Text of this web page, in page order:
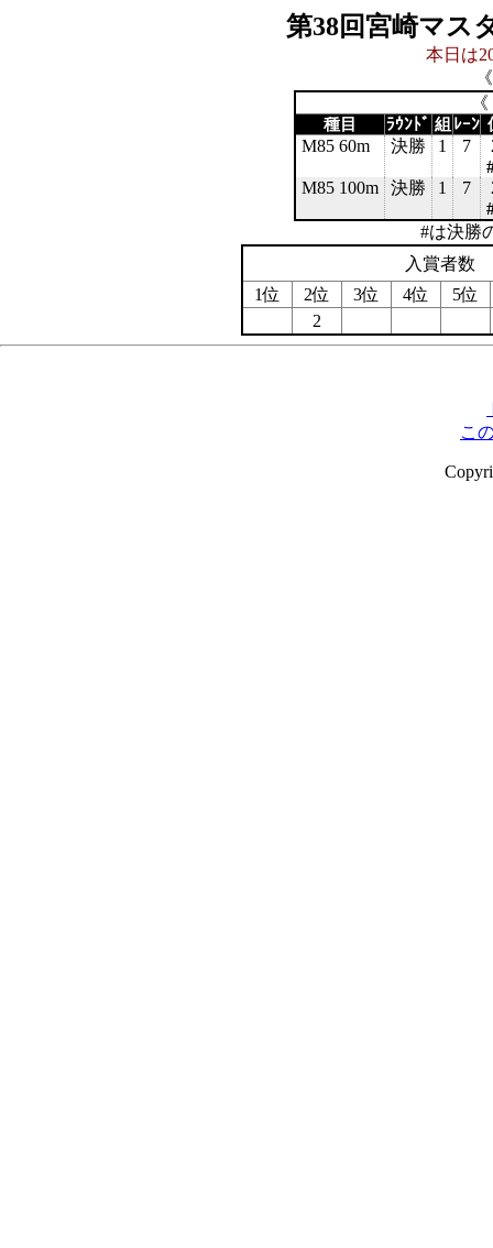
第38回宮崎マス
本日は
種目 ﾗｳﾝﾄﾞ 組 ﾚｰﾝ
M85 60m 決勝 1 7
M85 100m
決勝 1 7
#は決勝
入賞者数
1位
2位 3位 4位
5位
2
こ